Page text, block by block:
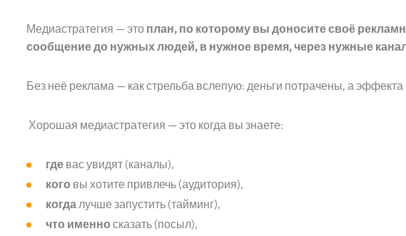
Медиастратегия — это план, по которому вы доносите своё
сообщение до нужных людей, в нужное время, через нужные
Без неё реклама — как стрельба вслепую: деньги потрачены, а эффекта
Хорошая медиастратегия — это когда вы знаете:
гдевас увидят (каналы),
кого вы хотите привлечь (аудитория),
когдалучше запустить (тайминг),
что именно сказать (посыл),